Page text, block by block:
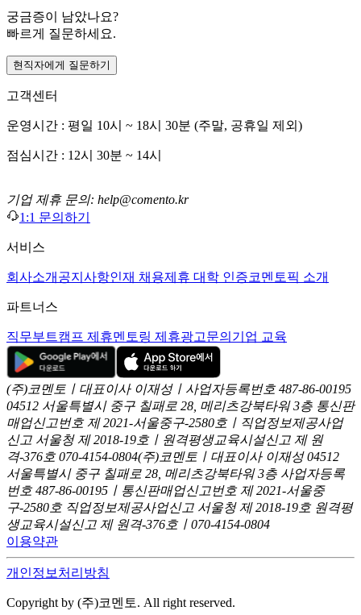
궁금증이 남았나요?
빠르게 질문하세요.
현직자에게 질문하기
고객센터
운영시간 : 평일 10시 ~ 18시 30분 (주말, 공휴일 제외)
점심시간 : 12시 30분 ~ 14시
기업 제휴 문의: help@comento.kr
1:1 문의하기
서비스
회사소개 공지사항인재 채용제휴 대학 인증코멘토픽 소개
파트너스
직무부트캠프 제휴멘토링 제휴광고문의 기업 교육
(주)코멘토ㅣ대표이사 이재성ㅣ사업자등록번호 487-86-00195
04512 서울특별시 중구 칠패로 28, 메리츠강북타워 3층 통신판
매업신고번호 제 2021-서울중구-2580호ㅣ직업정보제공사업
신고 서울청 제 2018-19호ㅣ원격평생교육시설신고 제 원
격-376호 070-4154-0804(주)코멘토ㅣ대표이사 이재성 04512
서울특별시 중구 칠패로 28, 메리츠강북타워 3층 사업자등록
번호 487-86-00195ㅣ통신판매업신고번호 제 2021-서울중
구-2580호 직업정보제공사업신고 서울청 제 2018-19호 원격평
생교육시설신고 제 원격-376호ㅣ070-4154-0804
이용약관
개인정보처리방침
Copyright by (주)코멘토. All right reserved.